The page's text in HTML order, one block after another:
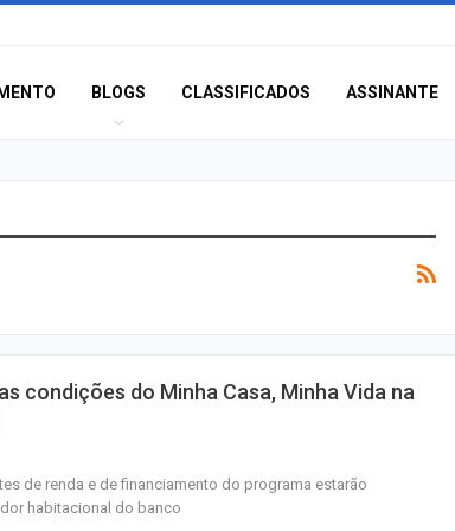
BLOGS CLASSIFICADOS ASSINANTE
condições do Minha Casa, Minha Vida na
de renda e de financiamento do programa estarão
habitacional do banco
Polícia Civil investiga
Câmara de Itabaianinha
abre concurso com
Filarmônica de Itabaiana